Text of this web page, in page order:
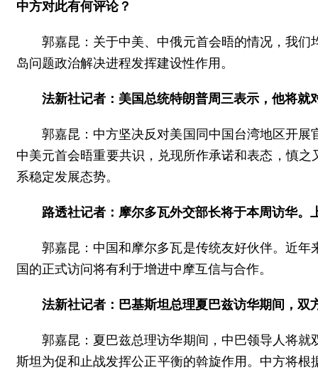
中方对此有何评论？
郭嘉昆：关于中美、中俄元首会晤的情况，我
岛问题政治解决进程发挥建设性作用。
法新社记者：美国总统特朗普周三表示，他将
郭嘉昆：中方坚决反对美国同中国台湾地区开
中美元首会晤重要共识，兑现所作承诺和表态，慎
系稳定发展态势。
路透社记者：摩尔多瓦外交部长将于本周访华
郭嘉昆：中国和摩尔多瓦是传统友好伙伴。近
国的正式访问将有利于增进中摩互信与合作。
法新社记者：巴基斯坦总理夏巴兹访华期间，双
郭嘉昆：夏巴兹总理访华期间，中巴领导人将
斯坦为促和止战发挥公正平衡的斡旋作用。中方将